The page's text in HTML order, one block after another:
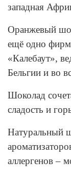
западная
Оранжевый
ещё одно
«Калебаут»,
Бельгии и во
Шоколад
сладость и
Натуральный
аллергенов –